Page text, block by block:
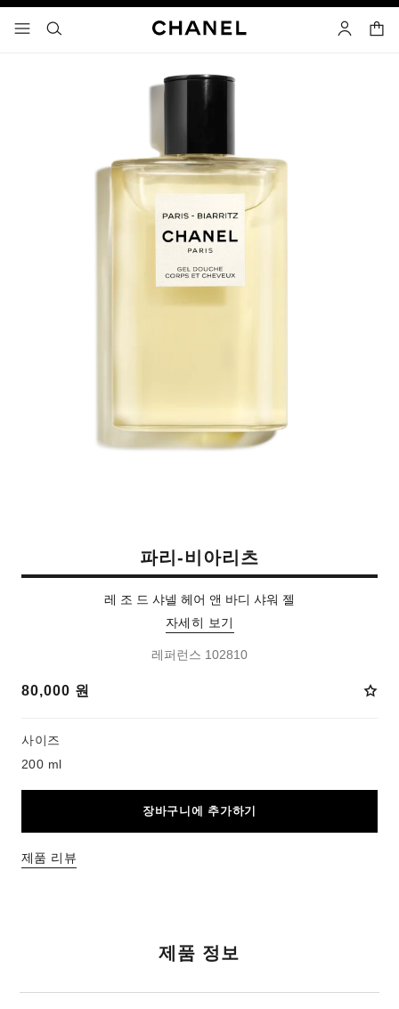
메뉴 - 기본 탐색
- 네비게이션
검색 마이 페
장바
파리-비아리츠
레 조 드 샤넬 헤어 앤 바디 샤워 젤
자세히 보기
레퍼런스 102810
80,000 원
사이즈
200 ml
장바구니에 추가하기
제품 리뷰
제품 정보